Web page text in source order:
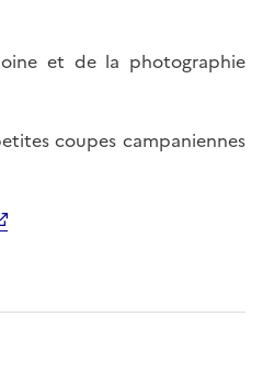
et de la photographie
coupes campaniennes